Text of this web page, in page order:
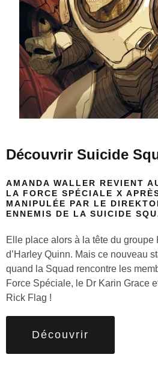
Découvrir Suicide
AMANDA WALLER REVIENT
LA FORCE SPÉCIALE X
MANIPULÉE PAR LE
ENNEMIS DE LA SUICIDE
Elle place alors à la tête du groupe
d’Harley Quinn. Mais ce nouveau
quand la Squad rencontre les
Force Spéciale, le Dr Karin Grace
Rick Flag !
Découvrir